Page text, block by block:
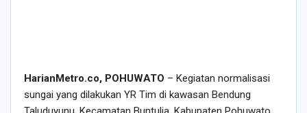
HarianMetro.co, POHUWATO – Kegiatan normalisasi
sungai yang dilakukan YR Tim di kawasan Bendung